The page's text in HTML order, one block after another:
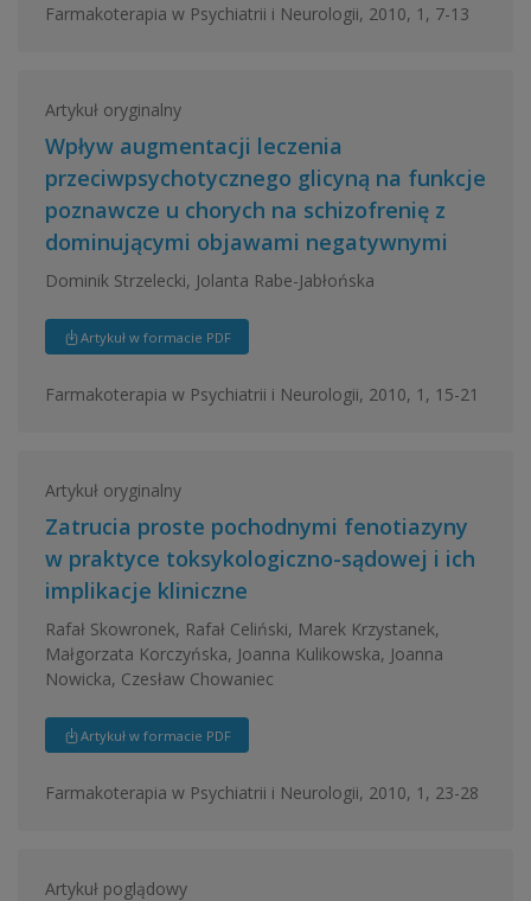
Farmakoterapia w Psychiatrii i Neurologii, 2010, 1, 7-13
Artykuł oryginalny
Wpływ augmentacji leczenia
przeciwpsychotycznego glicyną na funkcje
poznawcze u chorych na schizofrenię z
dominującymi objawami negatywnymi
Dominik Strzelecki, Jolanta Rabe-Jabłońska
Artykuł w formacie PDF
Farmakoterapia w Psychiatrii i Neurologii, 2010, 1, 15-21
Artykuł oryginalny
Zatrucia proste pochodnymi fenotiazyny
w praktyce toksykologiczno-sądowej i ich
implikacje kliniczne
Rafał Skowronek, Rafał Celiński, Marek Krzystanek,
Małgorzata Korczyńska, Joanna Kulikowska, Joanna
Nowicka, Czesław Chowaniec
Artykuł w formacie PDF
Farmakoterapia w Psychiatrii i Neurologii, 2010, 1, 23-28
Artykuł poglądowy